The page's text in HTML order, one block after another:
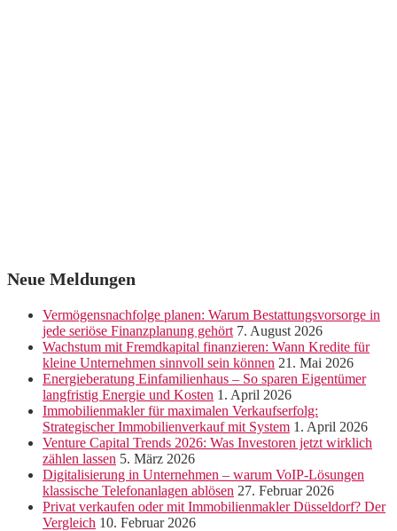
Neue Meldungen
Vermögensnachfolge planen: Warum Bestattungsvorsorge in
jede seriöse Finanzplanung gehört 7. August 2026
Wachstum mit Fremdkapital finanzieren: Wann Kredite für
kleine Unternehmen sinnvoll sein können 21. Mai 2026
Energieberatung Einfamilienhaus – So sparen Eigentümer
langfristig Energie und Kosten 1. April 2026
Immobilienmakler für maximalen Verkaufserfolg:
Strategischer Immobilienverkauf mit System 1. April 2026
Venture Capital Trends 2026: Was Investoren jetzt wirklich
zählen lassen 5. März 2026
Digitalisierung in Unternehmen – warum VoIP-Lösungen
klassische Telefonanlagen ablösen 27. Februar 2026
Privat verkaufen oder mit Immobilienmakler Düsseldorf? Der
Vergleich 10. Februar 2026